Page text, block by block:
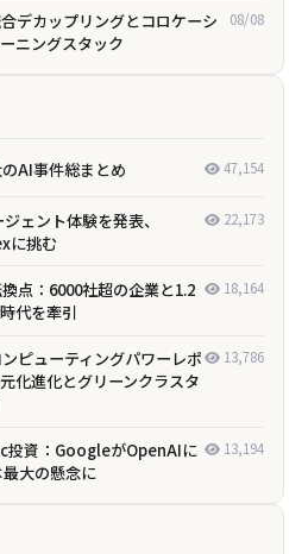
デカップリングとコロケーシ
ニングスタック
08/08
AI事件総まとめ 47,154
ェント体験を発表、
に挑む
22,173
点：6000社超の企業と1.2
代を牽引
18,164
ピューティングパワーレポ
化進化とグリーンクラスタ
13,786
投資：GoogleがOpenAIに
大の懸念に
13,194